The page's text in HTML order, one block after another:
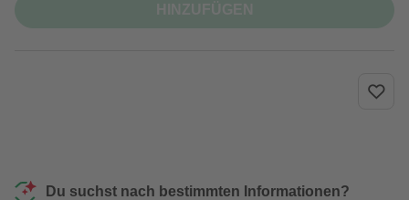
Du suchst nach bestimmten Informationen?